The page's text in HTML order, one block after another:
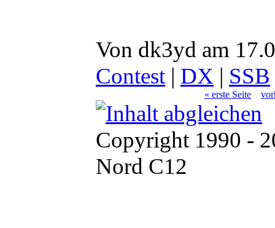
Von dk3yd am
Contest | DX | SSB
« erste Seite
Copyright 1990 -
Nord C12